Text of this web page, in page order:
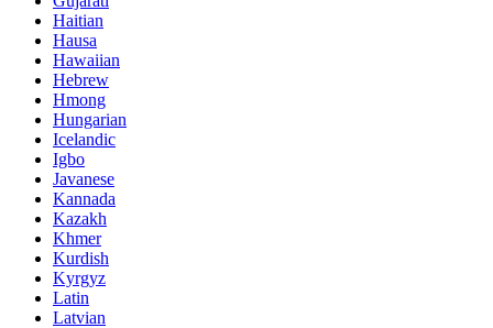
Haitian
Hausa
Hawaiian
Hebrew
Hmong
Hungarian
Icelandic
Igbo
Javanese
Kannada
Kazakh
Khmer
Kurdish
Kyrgyz
Latin
Latvian